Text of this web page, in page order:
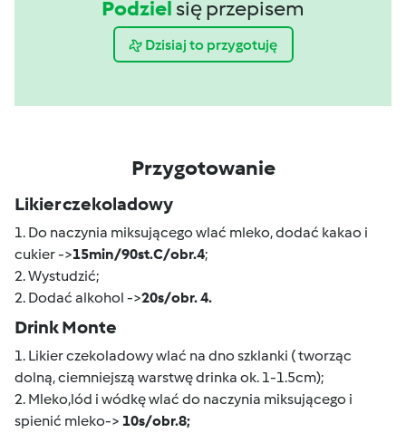
Podziel się przepisem
Dzisiaj to przygotuję
Przygotowanie
Likier czekoladowy
1. Do naczynia miksującego wlać mleko, dodać kakao i
cukier ->15min/90st.C/obr.4;
2. Wystudzić;
2. Dodać alkohol ->20s/obr. 4.
Drink Monte
1. Likier czekoladowy wlać na dno szklanki ( tworząc
dolną, ciemniejszą warstwę drinka ok. 1-1.5cm);
2. Mleko,lód i wódkę wlać do naczynia miksującego i
spienić mleko-> 10s/obr.8;